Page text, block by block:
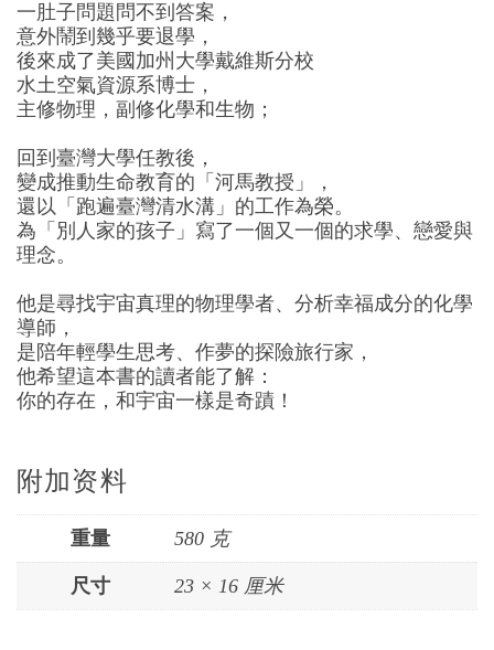
一肚子問題問不到答案，
意外鬧到幾乎要退學，
後來成了美國加州大學戴維斯分校
水土空氣資源系博士，
主修物理，副修化學和生物；
回到臺灣大學任教後，
變成推動生命教育的「河馬教授」，
還以「跑遍臺灣清水溝」的工作為榮。
為「別人家的孩子」寫了一個又一個的求學、戀愛與
理念。
他是尋找宇宙真理的物理學者、分析幸福成分的化學
導師，
是陪年輕學生思考、作夢的探險旅行家，
他希望這本書的讀者能了解：
你的存在，和宇宙一樣是奇蹟！
附加资料
重量 580 克
尺寸 23 × 16 厘米